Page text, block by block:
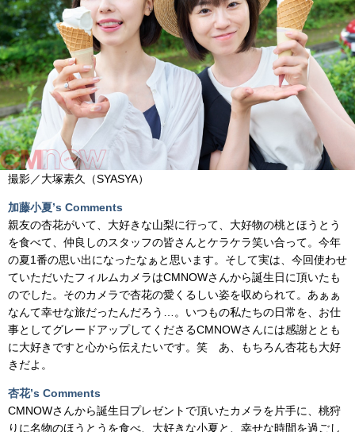
撮影／大塚素久（SYASYA）
加藤小夏’s Comments
親友の杏花がいて、大好きな山梨に行って、大好物の桃とほうとう
を食べて、仲良しのスタッフの皆さんとケラケラ笑い合って。今年
の夏1番の思い出になったなぁと思います。そして実は、今回使わせ
ていただいたフィルムカメラはCMNOWさんから誕生日に頂いたも
のでした。そのカメラで杏花の愛くるしい姿を収められて。あぁぁ
なんて幸せな旅だったんだろう…。いつもの私たちの日常を、お仕
事としてグレードアップしてくださるCMNOWさんには感謝ととも
に大好きですと心から伝えたいです。笑 あ、もちろん杏花も大好
きだよ。
杏花’s Comments
CMNOWさんから誕生日プレゼントで頂いたカメラを片手に、桃狩
りに名物のほうとうを食べ、大好きな小夏と、幸せな時間を過ごし